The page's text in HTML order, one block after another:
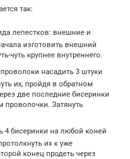
так:
лепестков: внешние и
изготовить внешний
чуть крупнее внутреннего.
насадить 3 штуки
их, пройдя в обратном
две последние бисеринки
Затянуть
4 бисеринки на любой коней
их к уже
конец продеть через